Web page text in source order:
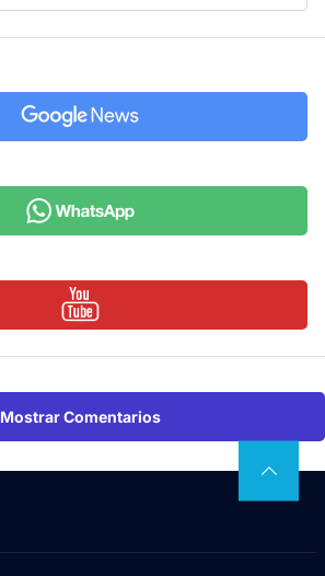
Mostrar Comentarios